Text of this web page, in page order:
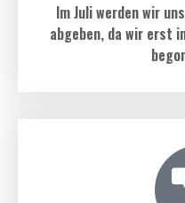
Im Juli werden wir
abgeben, da wir erst